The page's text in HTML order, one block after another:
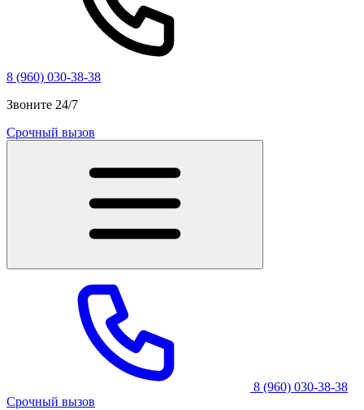
8 (960) 030-38-38
Звоните 24/7
Срочный вызов
8 (960) 030-38-38
Срочный вызов